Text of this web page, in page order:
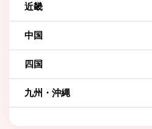
近畿
中国
四国
九州・沖縄